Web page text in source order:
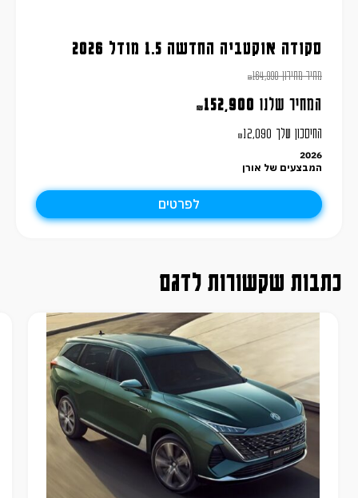
סקודה אוקטביה החדשה 1.5 מודל 2026
מחיר מחירון ₪164,990
המחיר שלנו ₪152,900
החיסכון שלך ₪12,090
2026
המבצעים של אורן
לפרטים
כתבות שקשורות לדגם